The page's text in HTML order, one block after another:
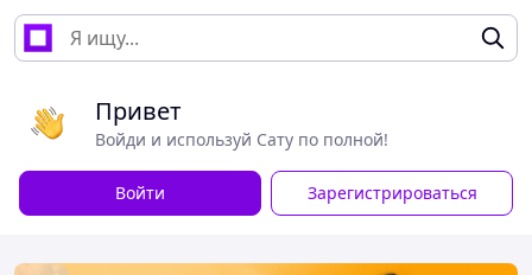
Привет
Войди и используй Сату по полной!
Войти Зарегистрироваться